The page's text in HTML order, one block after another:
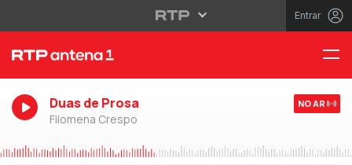
Entrar
Duas de Prosa
Filomena Crespo
NO AR